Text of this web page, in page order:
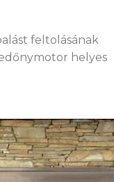
feltolásának
helyes